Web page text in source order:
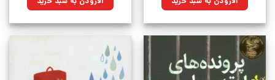
بود. بود.